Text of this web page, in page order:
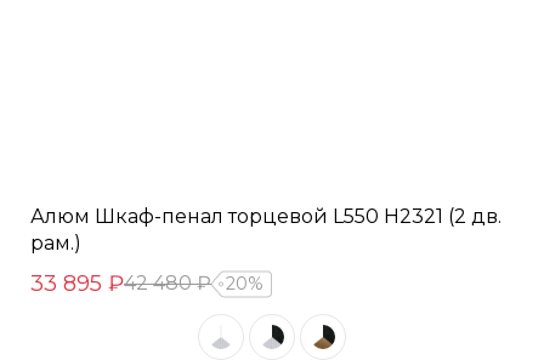
Алюм Шкаф-пенал торцевой L550 H2321 (2 дв.
рам.)
33 895 ₽42 480 ₽ 20%